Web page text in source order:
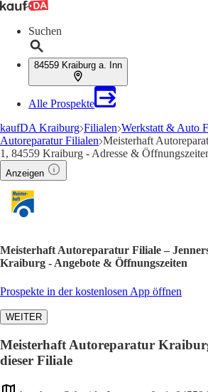
Suchen
84559 Kraiburg a. Inn
Alle Prospekte
kaufDA Kraiburg Filialen Werkstatt & Auto
Autoreparatur Filialen Meisterhaft
1, 84559 Kraiburg - Adresse &
Anzeigen
Meisterhaft Autoreparatur Filiale –
Kraiburg - Angebote & Öffnungszeiten
Prospekte in der kostenlosen App öffnen
WEITER
Meisterhaft Autoreparatur
dieser Filiale